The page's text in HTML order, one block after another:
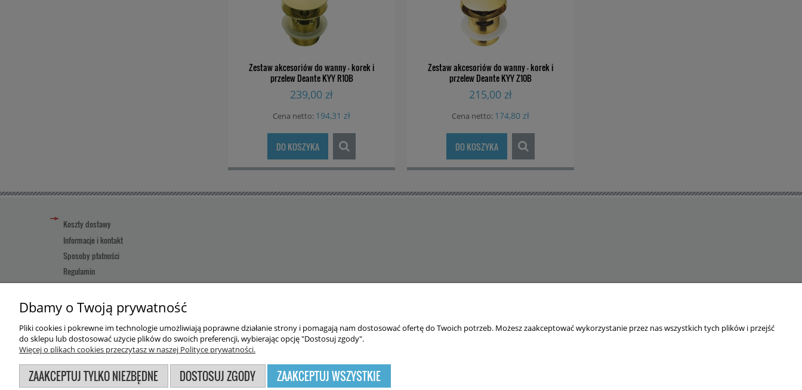
Zestaw akcesoriów do wanny - korek i
przelew Deante KYY R10B
239,00 zł
Cena netto: 194,31 zł
DO KOSZYKA
Zestaw akcesoriów do wanny - korek i
przelew Deante KYY Z10B
215,00 zł
Cena netto: 174,80 zł
DO KOSZYKA
Koszty dostawy
Informacje i kontakt
Sposoby płatności
Regulamin
Reklamacja towaru
Pomoc
Użytkowanie sklepu oznacza zgodę na wykorzystywanie plików cookies. Szczegółowe informacje w regulaminie.
Sklep internetowy Shoper.pl
Dbamy o Twoją prywatność
Pliki cookies i pokrewne im technologie umożliwiają poprawne działanie strony i pomagają nam dostosować ofertę do Twoich potrzeb. Możesz zaakceptować wykorzystanie przez nas wszystkich tych plików i przejść
do sklepu lub dostosować użycie plików do swoich preferencji, wybierając opcję "Dostosuj zgody".
Więcej o plikach cookies przeczytasz w naszej Polityce prywatności.
ZAAKCEPTUJ TYLKO NIEZBĘDNE DOSTOSUJ ZGODY ZAAKCEPTUJ WSZYSTKIE